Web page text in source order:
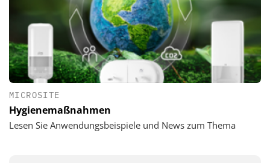
MICROSITE
Hygienemaßnahmen
Lesen Sie Anwendungsbeispiele und News zum Thema